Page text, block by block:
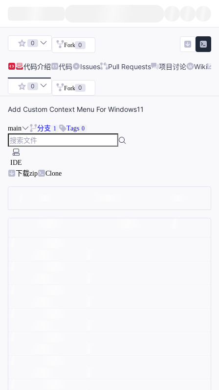
0 Fork 0
代码介绍 代码 Issues Pull Requests 项目讨论 Wiki
0 Fork 0
Add Custom Context Menu For Windows11
main 分支 1 Tags 0
IDE
下载zip
Clone